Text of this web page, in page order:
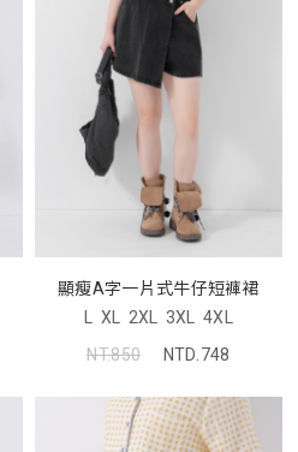
顯瘦A字一片式牛仔短褲裙
L XL 2XL 3XL 4XL
NT.850
NTD.748